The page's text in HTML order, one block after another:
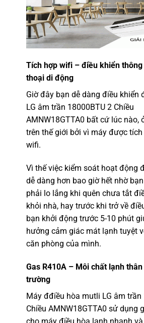
Tích hợp wifi – điều khiển
thoại di động
Giờ đây bạn dễ dàng điều khiển
LG âm trần 18000BTU 2 Chiều
AMNW18GTTA0 bất cứ lúc nào,
trên thế giới bởi vì máy được
wifi.
Vì thế việc kiểm soát hoạt động
dễ dàng hơn bao giờ hết nhờ
phải lo lắng khi quên chưa tắt
khỏi nhà, hay trước khi trở về
bạn khởi động trước 5-10 phút
hưởng cảm giác mát lạnh tuyệt
căn phòng của mình.
Gas R410A – Môi chất lạnh
trường
Máy đđiều hòa mutli LG âm trần
Chiều AMNW18GTTA0 sử dụng